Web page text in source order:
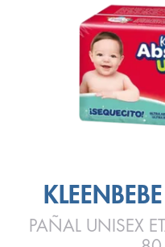
PAÑAL UNISEX